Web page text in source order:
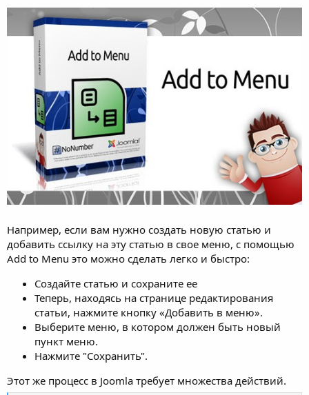
и
я
Например, если вам нужно создать новую статью и
добавить ссылку на эту статью в свое меню, с помощью
Add to Menu это можно сделать легко и быстро:
Создайте статью и сохраните ее
Теперь, находясь на странице редактирования
статьи, нажмите кнопку «Добавить в меню».
Выберите меню, в котором должен быть новый
пункт меню.
Нажмите "Сохранить".
Этот же процесс в Joomla требует множества действий.